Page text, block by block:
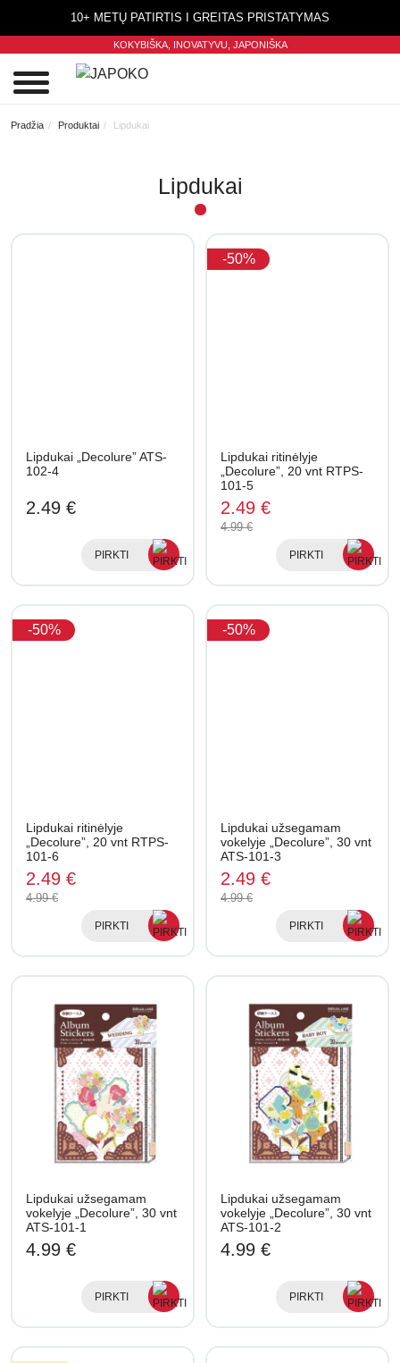
10+ METŲ PATIRTIS I GREITAS PRISTATYMAS
KOKYBIŠKA, INOVATYVU, JAPONIŠKA
Pradžia Produktai Lipdukai
Lipdukai
Lipdukai „Decolure” ATS-
102-4
2.49 €
PIRKTI
-50%
Lipdukai ritinėlyje
„Decolure”, 20 vnt RTPS-
101-5
2.49 €
4.99 €
PIRKTI
-50%
Lipdukai ritinėlyje
„Decolure”, 20 vnt RTPS-
101-6
2.49 €
4.99 €
PIRKTI
-50%
Lipdukai užsegamam
vokelyje „Decolure”, 30 vnt
ATS-101-3
2.49 €
4.99 €
PIRKTI
Lipdukai užsegamam
vokelyje „Decolure”, 30 vnt
ATS-101-1
4.99 €
PIRKTI
Lipdukai užsegamam
vokelyje „Decolure”, 30 vnt
ATS-101-2
4.99 €
PIRKTI